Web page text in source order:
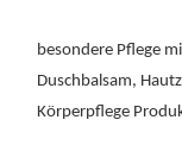
besondere Pflege
Duschbalsam,
Körperpflege